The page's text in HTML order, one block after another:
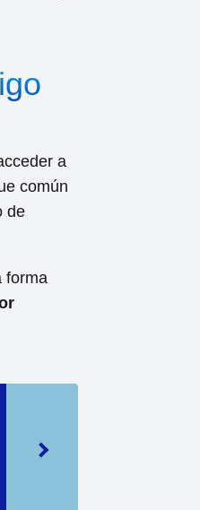
a
común
de
forma